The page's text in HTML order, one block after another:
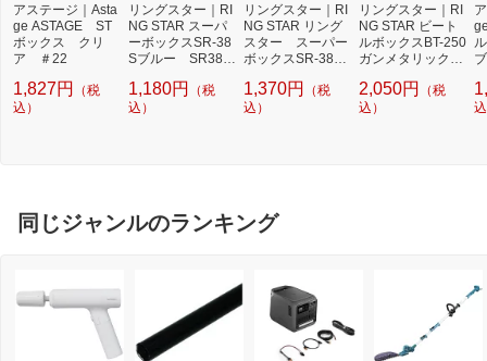
アステージ｜Asta
ge ASTAGE ST
ボックス クリ
ア ＃22
1,827円
（税
込）
リングスター｜RI
NG STAR スーパ
ーボックスSR-38
Sブルー SR38S
1,180円
（税
込）
リングスター｜RI
NG STAR リング
スター スーパー
ボックスSR-385
1,370円
（税
込）
リングスター｜RI
NG STAR ビート
ルボックスBT-250
ガンメタリック
2,050円
（税
込）
同じジャンルのランキング